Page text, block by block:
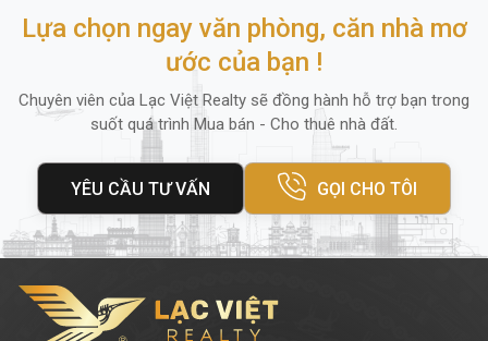
Lựa chọn ngay văn phòng, căn nhà mơ
ước của bạn !
Chuyên viên của Lạc Việt Realty sẽ đồng hành hỗ trợ bạn trong
suốt quá trình Mua bán - Cho thuê nhà đất.
YÊU CẦU TƯ VẤN GỌI CHO TÔI